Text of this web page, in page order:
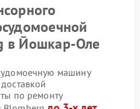
в Йошкар-Оле
машину
по ремонту